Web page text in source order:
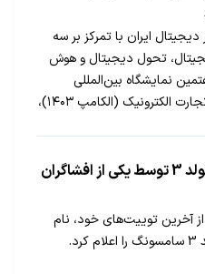
دیجیتال ایران با تمرکز بر سه
تحول دیجیتال و هوش
نمایشگاه بین‌المللی
الکترونیک، کامپیوتر و تجارت الکترونیک (الکامپ ۱۴۰۳)،
پردازنده گلکسی زد فولد 3 توسط یکی از افشاگران
آخرین توییت‌های خود، نام